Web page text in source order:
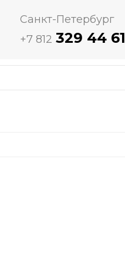
Санкт-Петербург
+7 812 329 44 61